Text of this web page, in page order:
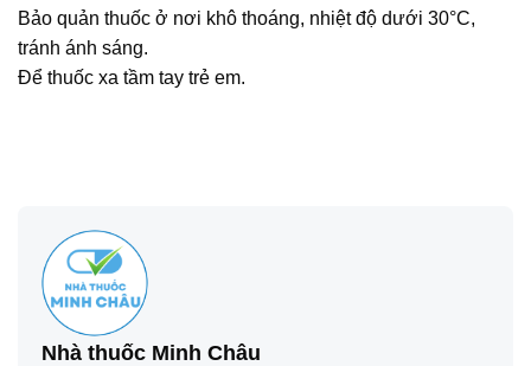
Bảo quản thuốc ở nơi khô thoáng, nhiệt độ dưới 30°C,
tránh ánh sáng.
Để thuốc xa tầm tay trẻ em.
Nhà thuốc Minh Châu